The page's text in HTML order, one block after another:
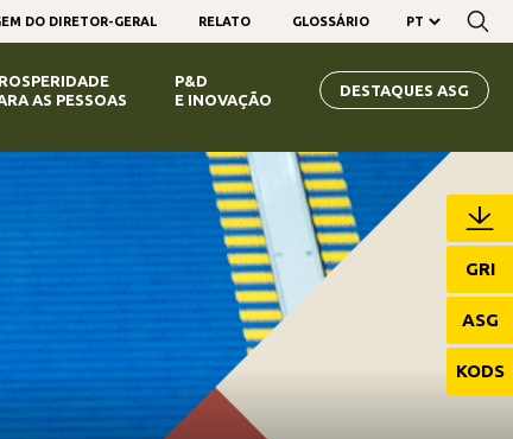
DO DIRETOR-GERAL RELATO GLOSSÁRIO
AS PESSOAS
P&D
E INOVAÇÃO
DESTAQUES ASG
GRI
ASG
KODS